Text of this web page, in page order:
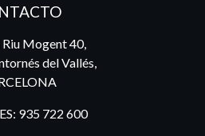
Riu Mogent 40,
del Vallés,
935 722 600